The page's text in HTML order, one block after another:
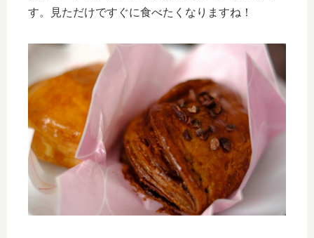
す。見ただけですぐに食べたくなりますね！